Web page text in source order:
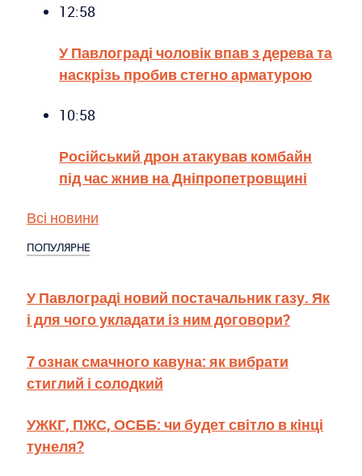
12:58
У Павлограді чоловік впав з дерева та
наскрізь пробив стегно арматурою
10:58
Російський дрон атакував комбайн
під час жнив на Дніпропетровщині
Всі новини
ПОПУЛЯРНЕ
У Павлограді новий постачальник газу. Як
і для чого укладати із ним договори?
7 ознак смачного кавуна: як вибрати
стиглий і солодкий
УЖКГ, ПЖС, ОСББ: чи будет світло в кінці
тунеля?